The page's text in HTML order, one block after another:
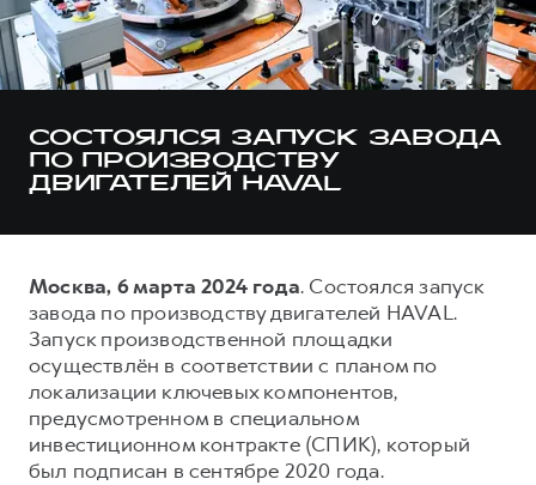
от 3 199 000 ₽ от 3 499 000 ₽
F7
от 2 899 000 ₽
F7X
от 3 599 000 ₽
POER
Тест-драйв
Трейд-ин
КРЕДИТ И СТРАХОВАНИЕ
Кредитный калькулятор
Страхование
КОРПОРАТИВНЫМ КЛИЕНТАМ
Для малого бизнеса
Корпоративным клиентам
Крупным корпоративным клиентам
СЕРВИСНОЕ ОБСЛУЖИВАНИЕ
Нулевое ТО
Регламенты технического обслуживания
Электронный ПТС
GWM Безопасность
Гарантия HAVAL
Мобильное приложение GWM
Программа «HAVAL Защита+»
Руководства по эксплуатации
О дилере
Наша команда
СОСТОЯЛСЯ ЗАПУСК ЗАВОДА
ПО ПРОИЗВОДСТВУ
ДВИГАТЕЛЕЙ HAVAL
Москва, 6 марта 2024 года. Состоялся запуск
завода по производству двигателей HAVAL.
Запуск производственной площадки
осуществлён в соответствии с планом по
локализации ключевых компонентов,
предусмотренном в специальном
инвестиционном контракте (СПИК), который
был подписан в сентябре 2020 года.